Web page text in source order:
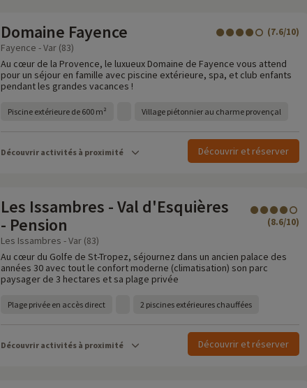
Domaine Fayence (7.6/10)
Fayence - Var (83)
Au cœur de la Provence, le luxueux Domaine de Fayence vous attend
pour un séjour en famille avec piscine extérieure, spa, et club enfants
pendant les grandes vacances !
Piscine extérieure de 600 m² Village piétonnier au charme provençal
Découvrir activités à proximité Découvrir et réserver
Les Issambres - Val d'Esquières
- Pension
(8.6/10)
Les Issambres - Var (83)
Au cœur du Golfe de St-Tropez, séjournez dans un ancien palace des
années 30 avec tout le confort moderne (climatisation) son parc
paysager de 3 hectares et sa plage privée
Plage privée en accès direct 2 piscines extérieures chauffées
Découvrir activités à proximité Découvrir et réserver